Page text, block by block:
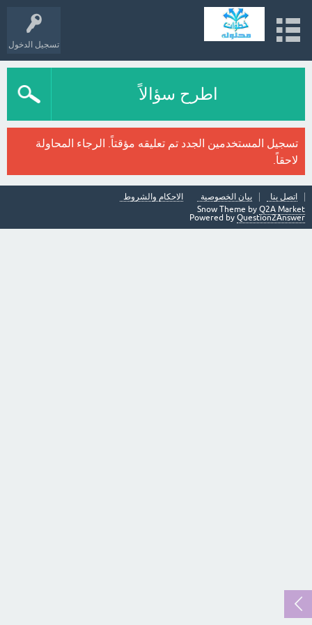
تسجيل الدخول
اطرح سؤالاً
تسجيل المستخدمين الجدد تم تعليقه مؤقتاً. الرجاء المحاولة
لاحقاً.
اتصل بنا بيان الخصوصية
الاحكام والشروط
Snow Theme by Q2A Market
Powered by Question2Answer